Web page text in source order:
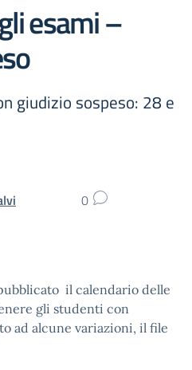
esami –
giudizio sospeso: 28 e
0
il calendario delle
gli studenti con
ad alcune variazioni, il file